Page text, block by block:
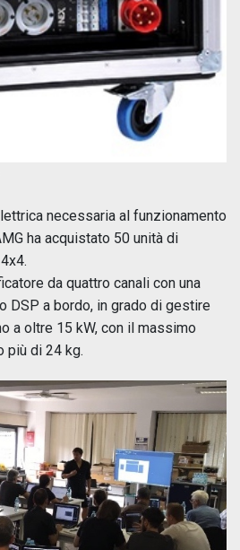
necessaria al funzionamento
ha acquistato 50 unità di
da quattro canali con una
DSP a bordo, in grado di gestire
a oltre 15 kW, con il massimo
più di 24 kg.